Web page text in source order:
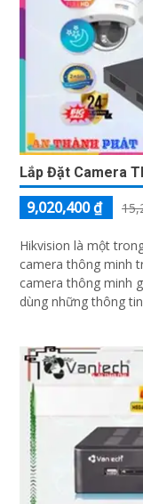
Lắp Đặt Camera
9,020,400 ₫
Hikvision là một
camera thông minh trên
camera thông minh
dùng những thông